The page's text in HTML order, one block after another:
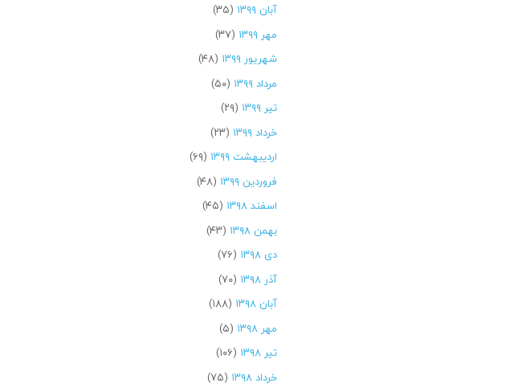
آبان ۱۳۹۹
(۳۵)
مهر ۱۳۹۹
(۳۷)
شهریور ۱۳۹۹
(۴۸)
مرداد ۱۳۹۹
(۵۰)
تیر ۱۳۹۹
(۲۹)
خرداد ۱۳۹۹
(۲۳)
اردیبهشت ۱۳۹۹
(۶۹)
فروردین ۱۳۹۹
(۴۸)
اسفند ۱۳۹۸
(۴۵)
بهمن ۱۳۹۸
(۴۳)
دی ۱۳۹۸
(۷۶)
آذر ۱۳۹۸
(۷۰)
آبان ۱۳۹۸
(۱۸۸)
مهر ۱۳۹۸
(۵)
تیر ۱۳۹۸
(۱۰۶)
خرداد ۱۳۹۸
(۷۵)